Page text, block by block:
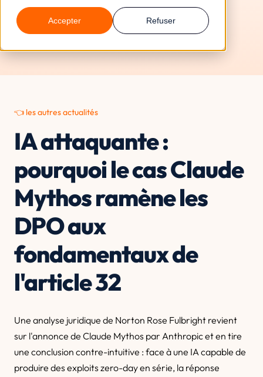
Accepter Refuser
22/5/26
👈 les autres actualités
IA attaquante :
pourquoi le cas Claude
Mythos ramène les
DPO aux
fondamentaux de
l'article 32
Une analyse juridique de Norton Rose Fulbright revient
sur l'annonce de Claude Mythos par Anthropic et en tire
une conclusion contre-intuitive : face à une IA capable de
produire des exploits zero-day en série, la réponse